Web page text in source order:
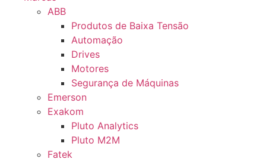
ABB
Produtos de Baixa Tensão
Automação
Drives
Motores
Segurança de Máquinas
Emerson
Exakom
Pluto Analytics
Pluto M2M
Fatek